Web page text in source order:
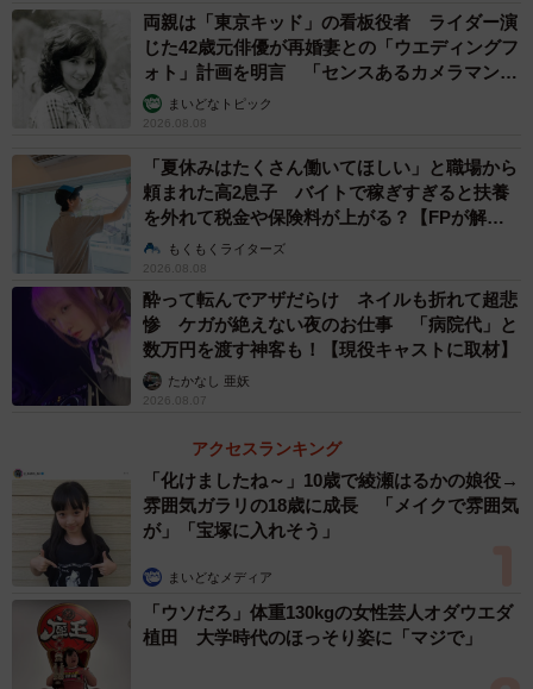
両親は「東京キッド」の看板役者 ライダー演
じた42歳元俳優が再婚妻との「ウエディングフ
ォト」計画を明言 「センスあるカメラマン求
む」まいどなトピック
2026.08.08
「夏休みはたくさん働いてほしい」と職場から
頼まれた高2息子 バイトで稼ぎすぎると扶養
を外れて税金や保険料が上がる？【FPが解
説】もくもくライターズ
2026.08.08
酔って転んでアザだらけ ネイルも折れて超悲
惨 ケガが絶えない夜のお仕事 「病院代」と
数万円を渡す神客も！【現役キャストに取材】
たかなし 亜妖
2026.08.07
アクセスランキング
「化けましたね～」10歳で綾瀬はるかの娘役→
雰囲気ガラリの18歳に成長 「メイクで雰囲気
が」「宝塚に入れそう」
まいどなメディア
「ウソだろ」体重130kgの女性芸人オダウエダ
植田 大学時代のほっそり姿に「マジで」